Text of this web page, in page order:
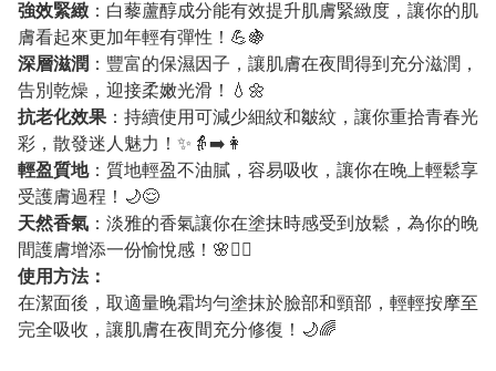
強效緊緻 ：白藜蘆醇成分能有效提升肌膚緊緻度，讓你的肌
膚看起來更加年輕有彈性！💪🍇
深層滋潤 ：豐富的保濕因子，讓肌膚在夜間得到充分滋潤，
告別乾燥，迎接柔嫩光滑！💧🌼
抗老化效果 ：持續使用可減少細紋和皺紋，讓你重拾青春光
彩，散發迷人魅力！✨👵➡️👩
輕盈質地：質地輕盈不油膩，容易吸收，讓你在晚上輕鬆享
受護膚過程！🌙😌
天然香氣 ：淡雅的香氣讓你在塗抹時感受到放鬆，為你的晚
間護膚增添一份愉悅感！🌸💆‍♀️
使用方法：
在潔面後，取適量晚霜均勻塗抹於臉部和頸部，輕輕按摩至
完全吸收，讓肌膚在夜間充分修復！🌙🌈